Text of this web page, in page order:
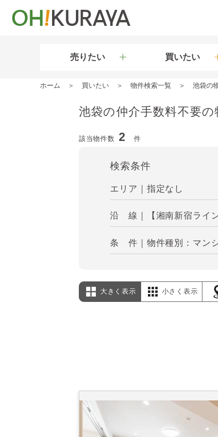
売りたい 買いたい
ホーム 買いたい 物件検索一覧 池袋の
池袋の仲介手数料不要の
該当物件数 2 件
検索条件
エリア｜指定なし
沿 線｜【湘南新宿ライ
条 件｜物件種別：マン
大きく表示 小さく表示